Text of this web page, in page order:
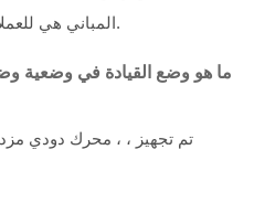
المباني هي للعملاء لدمج الكاميرات الخاصة بهم.
ما هو وضع القيادة في وضعية
تم تجهيز ، ، محرك دودي